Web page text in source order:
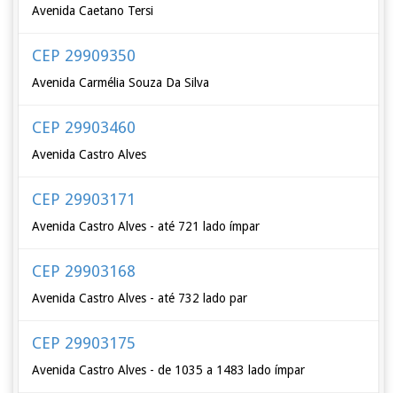
Avenida Caetano Tersi
CEP 29909350
Avenida Carmélia Souza Da Silva
CEP 29903460
Avenida Castro Alves
CEP 29903171
Avenida Castro Alves - até 721 lado ímpar
CEP 29903168
Avenida Castro Alves - até 732 lado par
CEP 29903175
Avenida Castro Alves - de 1035 a 1483 lado ímpar